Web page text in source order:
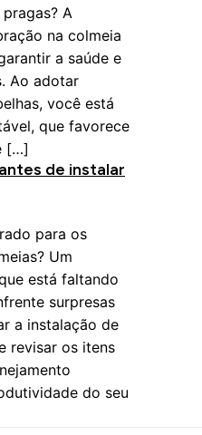
A
na colmeia
a saúde e
Ao adotar
você está
que favorece
[…]
de instalar
para os
Um
está faltando
surpresas
a instalação de
revisar os itens
do seu